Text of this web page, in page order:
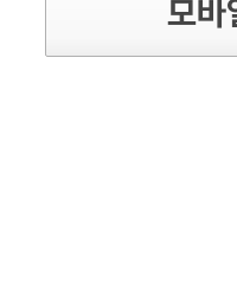
모바